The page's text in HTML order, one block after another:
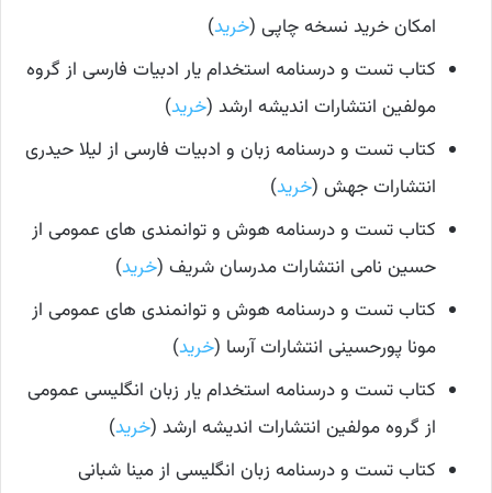
امکان خرید نسخه چاپی (خرید)
کتاب تست و درسنامه استخدام یار ادبیات فارسی از گروه
مولفین انتشارات اندیشه ارشد (خرید)
کتاب تست و درسنامه زبان و ادبیات فارسی از لیلا حیدری
انتشارات جهش (خرید)
کتاب تست و درسنامه هوش و توانمندی های عمومی از
حسین نامی انتشارات مدرسان شریف (خرید)
کتاب تست و درسنامه هوش و توانمندی های عمومی از
مونا پورحسینی انتشارات آرسا (خرید)
کتاب تست و درسنامه استخدام یار زبان انگلیسی عمومی
از گروه مولفین انتشارات اندیشه ارشد (خرید)
کتاب تست و درسنامه زبان انگلیسی از مینا شبانی